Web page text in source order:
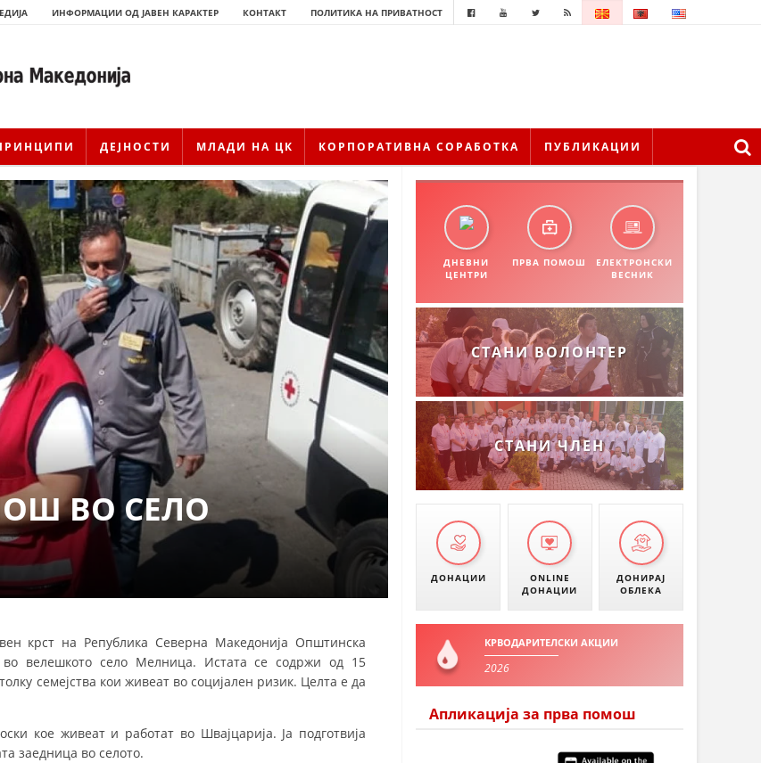
ИНФОРМАЦИИ ОД ЈАВЕН КАРАКТЕР КОНТАКТ ПОЛИТИКА НА ПРИВАТНОСТ
ДЕЈНОСТИ МЛАДИ НА ЦК КОРПОРАТИВНА СОРАБОТКА ПУБЛИКАЦИИ
ИСТОРИЈАТ НА ЦКРМ
ИСТОРИЈАТ НА ДВИЖЕЊЕТО
СТРУКТУРА НА ОРГАНИЗАЦИЈАТА
КОНТАКТ ИНФОРМАЦИИ
ЧЛЕНСТВО ВО ПРОФЕСИОНАЛНИ ТЕЛА
ЗАКОН ЗА ЦКРМ
ОРГАНИЗАЦИЈА И РАЗВОЈ
СОБРАНИЕ
ВО СЕЛО
крст на Република Северна Македонија Општинска
во велешкото село Мелница. Истата се содржи од 15
семејства кои живеат во социјален ризик. Целта е да
кое живеат и работат во Швајцарија. Ја подготвија
заедница во селото.
ДНЕВНИ
ЦЕНТРИ
ПРВА ПОМОШ
ЕЛЕКТРОНСКИ
ВЕСНИК
СТАНИ ВОЛОНТЕР
СТАНИ ЧЛЕН
ДОНАЦИИ
ONLINE
ДОНАЦИИ
ДОНИРАЈ
ОБЛЕКА
КРВОДАРИТЕЛСКИ АКЦИИ
2026
Апликација за прва помош